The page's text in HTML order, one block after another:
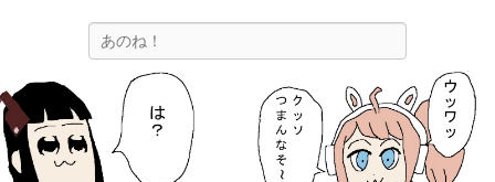
ひらちょんの中華端末隔離倉庫
ほたがページ上部にある検索バーを消してくれたサイトです。